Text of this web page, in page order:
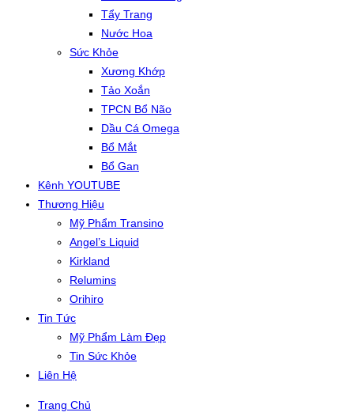
Tẩy Trang
Nước Hoa
Sức Khỏe
Xương Khớp
Tảo Xoắn
TPCN Bổ Não
Dầu Cá Omega
Bổ Mắt
Bổ Gan
Kênh YOUTUBE
Thương Hiệu
Mỹ Phẩm Transino
Angel’s Liquid
Kirkland
Relumins
Orihiro
Tin Tức
Mỹ Phẩm Làm Đẹp
Tin Sức Khỏe
Liên Hệ
Trang Chủ